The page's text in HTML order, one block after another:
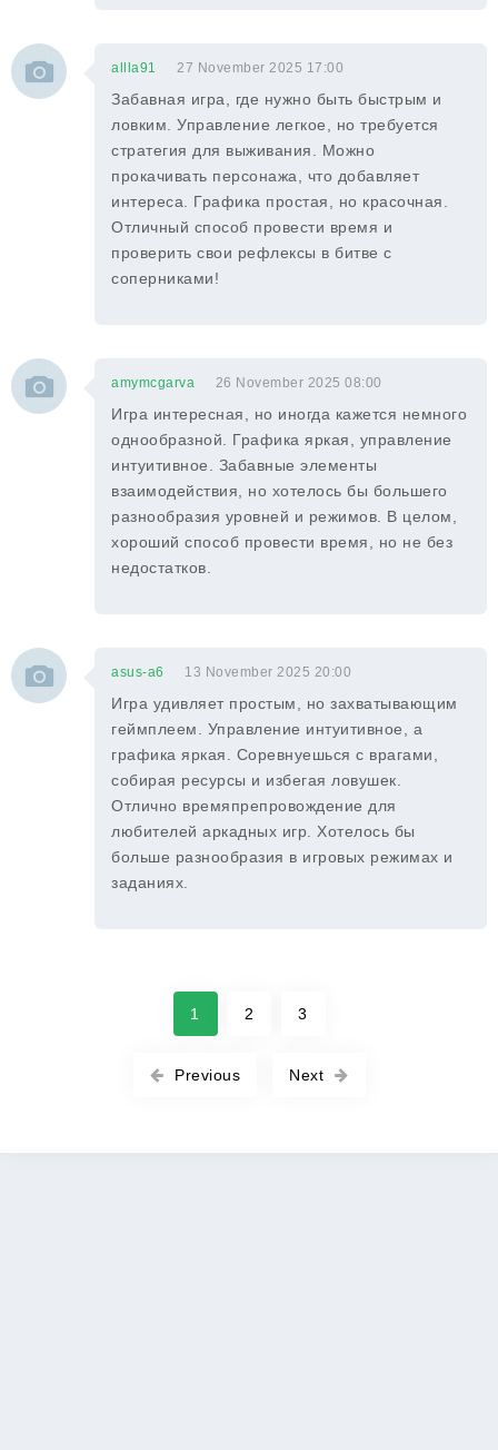
allla91 27 November 2025 17:00
Забавная игра, где нужно быть быстрым и
ловким. Управление легкое, но требуется
стратегия для выживания. Можно
прокачивать персонажа, что добавляет
интереса. Графика простая, но красочная.
Отличный способ провести время и
проверить свои рефлексы в битве с
соперниками!
amymcgarva 26 November 2025 08:00
Игра интересная, но иногда кажется немного
однообразной. Графика яркая, управление
интуитивное. Забавные элементы
взаимодействия, но хотелось бы большего
разнообразия уровней и режимов. В целом,
хороший способ провести время, но не без
недостатков.
asus-a6 13 November 2025 20:00
Игра удивляет простым, но захватывающим
геймплеем. Управление интуитивное, а
графика яркая. Соревнуешься с врагами,
собирая ресурсы и избегая ловушек.
Отлично времяпрепровождение для
любителей аркадных игр. Хотелось бы
больше разнообразия в игровых режимах и
заданиях.
Previous
1 2 3
Next